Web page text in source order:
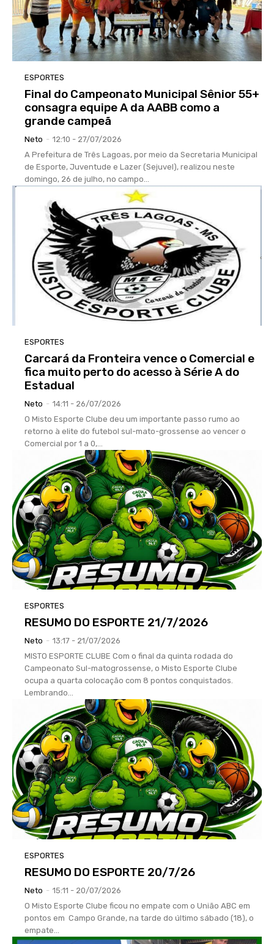
ESPORTES
Final do Campeonato Municipal Sênior 55+
consagra equipe A da AABB como a
grande campeã
Neto - 12:10 - 27/07/2026
A Prefeitura de Três Lagoas, por meio da Secretaria Municipal
de Esporte, Juventude e Lazer (Sejuvel), realizou neste
domingo, 26 de julho, no campo...
ESPORTES
Carcará da Fronteira vence o Comercial e
fica muito perto do acesso à Série A do
Estadual
Neto - 14:11 - 26/07/2026
O Misto Esporte Clube deu um importante passo rumo ao
retorno à elite do futebol sul-mato-grossense ao vencer o
Comercial por 1 a 0,...
ESPORTES
RESUMO DO ESPORTE 21/7/2026
Neto - 13:17 - 21/07/2026
MISTO ESPORTE CLUBE Com o final da quinta rodada do
Campeonato Sul-matogrossense, o Misto Esporte Clube
ocupa a quarta colocação com 8 pontos conquistados.
Lembrando...
ESPORTES
RESUMO DO ESPORTE 20/7/26
Neto - 15:11 - 20/07/2026
O Misto Esporte Clube ficou no empate com o União ABC em
pontos em Campo Grande, na tarde do último sábado (18), o
empate...